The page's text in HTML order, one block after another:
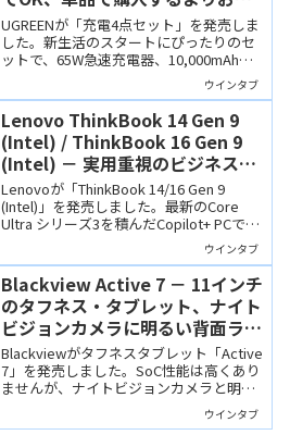
です
UGREENが「充電4点セット」を発売しま
した。新生活のスタートにぴったりのセ
ットで、65W急速充電器、10,000mAhワ
イヤレス対応モバイルバッテリー、100W
対応USB Type-Cケーブル、そしてスマホ
スタンドの4点が入っていて、単品で揃え
るよりお得です。
ウインタブ
Lenovo ThinkBook 14 Gen 9
(Intel) / ThinkBook 16 Gen 9
(Intel) － 実用重視のビジネスノ
ートがCore Ultraシリーズ3を搭
載
Lenovoが「ThinkBook 14/16 Gen 9
(Intel)」を発売しました。最新のCore
Ultra シリーズ3を積んだCopilot+ PCで
す。実用本位の製品で、ビジネス用や学
習用には十分な性能を備えています。
ウインタブ
Blackview Active 7 － 11インチ
のタフネス・タブレット、ナイト
ビジョンカメラに明るい背面ライ
ト、10,000mAhの大容量バッテ
リーを搭載
Blackviewがタフネスタブレット「Active
7」を発売しました。SoC性能は高くあり
ませんが、ナイトビジョンカメラと明る
い背面ライト、10,000mAhバッテリーを
備え、PCモードにも対応しています。
ウインタブ